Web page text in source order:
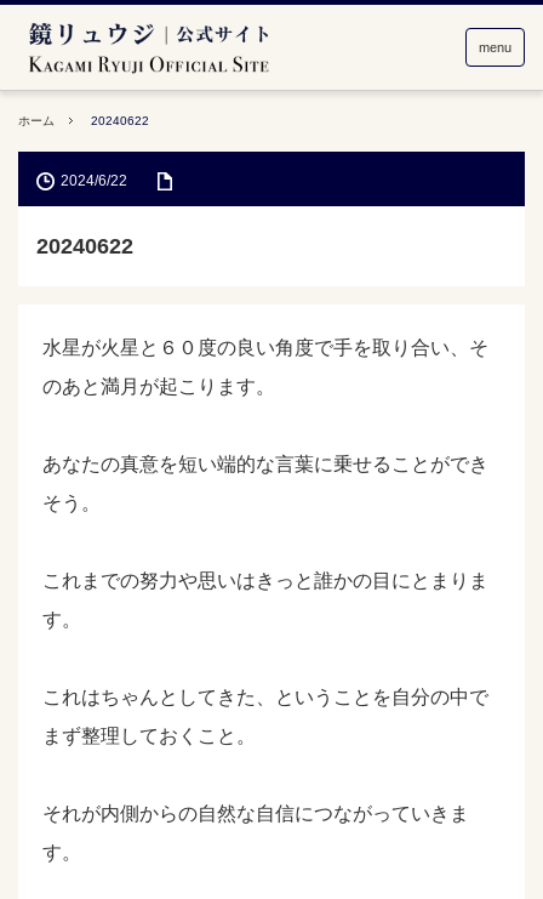
menu
ホーム 20240622
2024/6/22
20240622
水星が火星と６０度の良い角度で手を取り合い、そ
のあと満月が起こります。
あなたの真意を短い端的な言葉に乗せることができ
そう。
これまでの努力や思いはきっと誰かの目にとまりま
す。
これはちゃんとしてきた、ということを自分の中で
まず整理しておくこと。
それが内側からの自然な自信につながっていきま
す。